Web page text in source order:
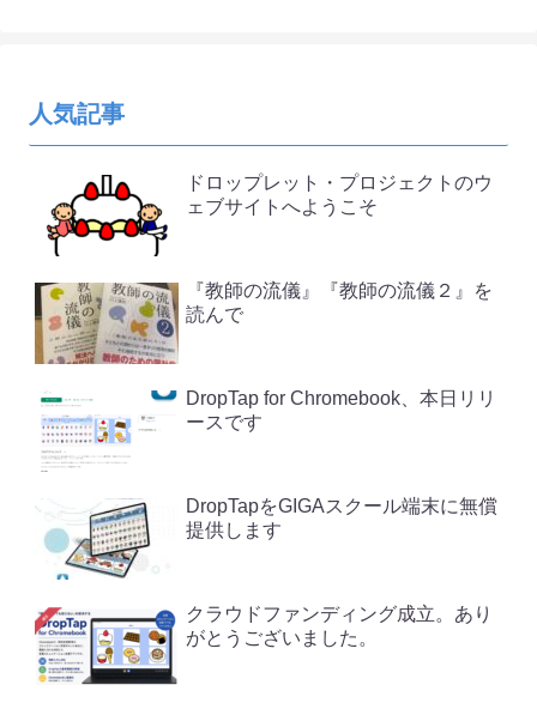
人気記事
ドロップレット・プロジェクトのウ
ェブサイトへようこそ
『教師の流儀』『教師の流儀２』を
読んで
DropTap for Chromebook、本日リリ
ースです
DropTapをGIGAスクール端末に無償
提供します
クラウドファンディング成立。あり
がとうございました。